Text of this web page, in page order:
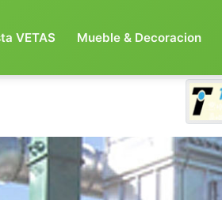
VETAS Mueble & Decoracion